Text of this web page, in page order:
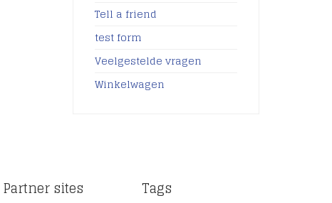
Tell a friend
test form
Veelgestelde vragen
Winkelwagen
Partner sites Tags